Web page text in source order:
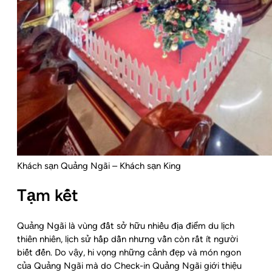
Khách sạn Quảng Ngãi – Khách sạn King
Tạm kết
Quảng Ngãi là vùng đất sở hữu nhiều địa điểm du lịch
thiên nhiên, lịch sử hấp dẫn nhưng vẫn còn rất ít người
biết đến. Do vậy, hi vọng những cảnh đẹp và món ngon
của Quảng Ngãi mà do Check-in Quảng Ngãi giới thiệu